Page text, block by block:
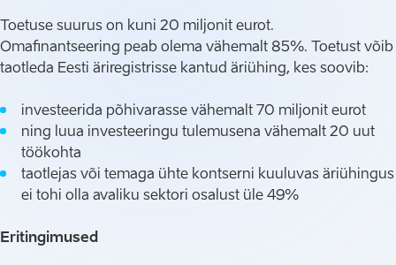
Toetuse suurus on kuni 20 miljonit eurot.
Omafinantseering peab olema vähemalt 85%. Toetust võib
taotleda Eesti äriregistrisse kantud äriühing, kes soovib:
investeerida põhivarasse vähemalt 70 miljonit eurot
ning luua investeeringu tulemusena vähemalt 20 uut
töökohta
taotlejas või temaga ühte kontserni kuuluvas äriühingus
ei tohi olla avaliku sektori osalust üle 49%
Eritingimused